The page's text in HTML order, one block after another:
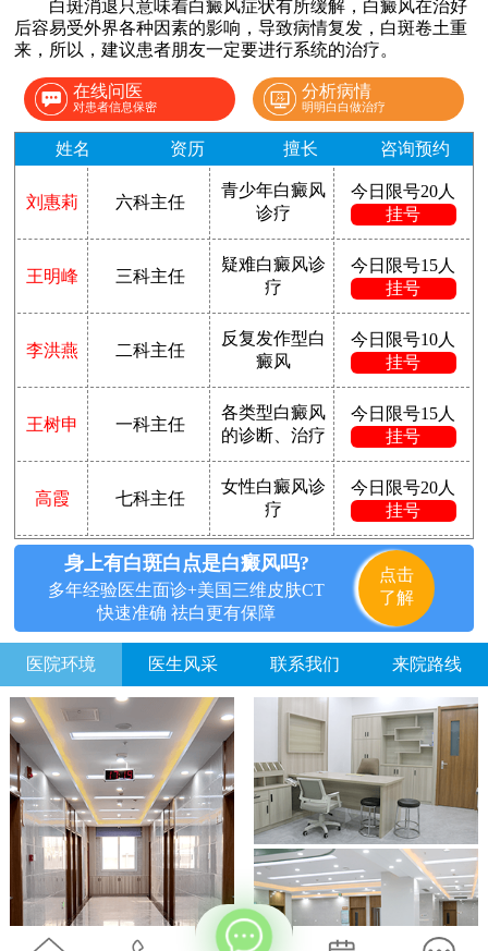
白斑消退只意味着白癜风症状有所缓解，白癜风在治好
后容易受外界各种因素的影响，导致病情复发，白斑卷土重
来，所以，建议患者朋友一定要进行系统的治疗。
在线问医
对患者信息保密
分析病情
明明白白做治疗
姓名 资历 擅长 咨询预约
刘惠莉 六科主任
青少年白癜风
诊疗
今日限号20人
挂号
王明峰 三科主任
疑难白癜风诊
疗
今日限号15人
挂号
李洪燕 二科主任
反复发作型白
癜风
今日限号10人
挂号
王树申 一科主任
各类型白癜风
的诊断、治疗
今日限号15人
挂号
高霞 七科主任
女性白癜风诊
疗
今日限号20人
挂号
身上有白斑白点是白癜风吗?
多年经验医生面诊+美国三维皮肤CT
快速准确 祛白更有保障
点击
了解
医院环境 医生风采 联系我们 来院路线
不方便沟通的话，可以留下您的联系方式，稍后联系您